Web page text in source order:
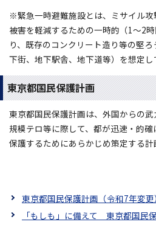
※緊急一時避難施設とは、ミサイル
被害を軽減するための一時的（1～2
り、既存のコンクリート造り等の堅
下街、地下駅舎、地下道等）を想定し
東京都国民保護計画
東京都国民保護計画は、外国からの武
規模テロ等に際して、都が迅速・的確
保護するためにあらかじめ策定する計
東京都国民保護計画（令和7年変更）
「もしも」に備えて 東京都国民